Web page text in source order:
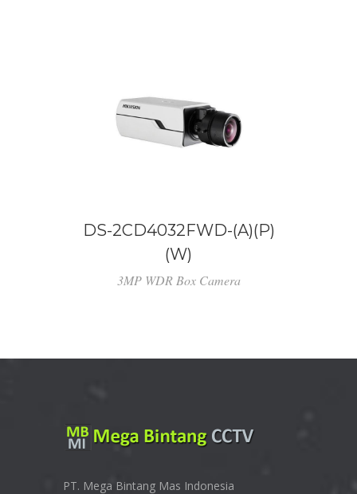
DS-2CD4032FWD-(A)(P)
(W)
3MP WDR Box Camera
PT. Mega Bintang Mas Indonesia